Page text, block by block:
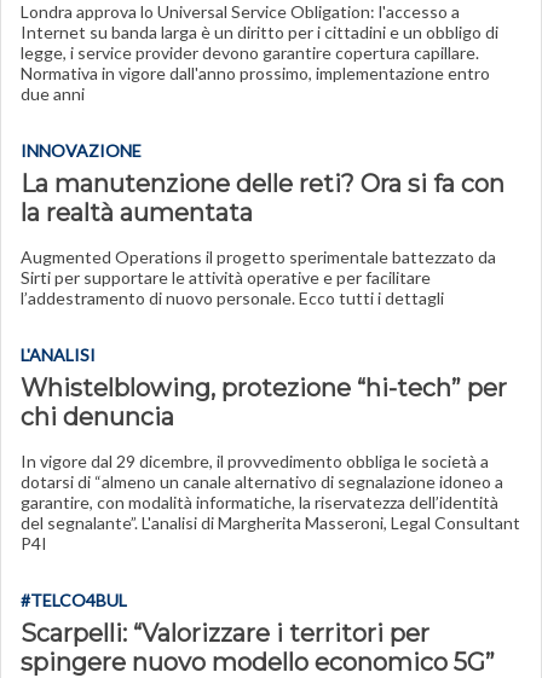
Londra approva lo Universal Service Obligation: l'accesso a
Internet su banda larga è un diritto per i cittadini e un obbligo di
legge, i service provider devono garantire copertura capillare.
Normativa in vigore dall'anno prossimo, implementazione entro
due anni
INNOVAZIONE
La manutenzione delle reti? Ora si fa con
la realtà aumentata
Augmented Operations il progetto sperimentale battezzato da
Sirti per supportare le attività operative e per facilitare
l’addestramento di nuovo personale. Ecco tutti i dettagli
L'ANALISI
Whistelblowing, protezione “hi-tech” per
chi denuncia
In vigore dal 29 dicembre, il provvedimento obbliga le società a
dotarsi di “almeno un canale alternativo di segnalazione idoneo a
garantire, con modalità informatiche, la riservatezza dell’identità
del segnalante”. L'analisi di Margherita Masseroni, Legal Consultant
P4I
#TELCO4BUL
Scarpelli: “Valorizzare i territori per
spingere nuovo modello economico 5G”